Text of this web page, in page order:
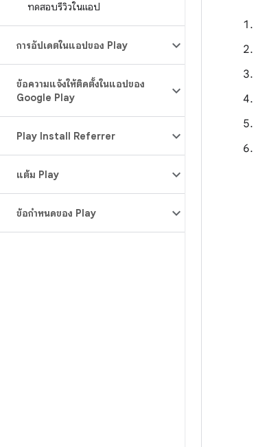
ทดสอบรีวิวในแอป
การอัปเดตในแอปของ Play
ข้อความแจ้งให้ติดตั้งในแอปของ
Google Play
Play Install Referrer
แต้ม Play
ข้อกำหนดของ Play